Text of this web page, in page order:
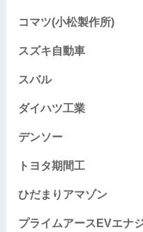
コマツ(小松製作所)
スズキ自動車
スバル
ダイハツ工業
デンソー
トヨタ期間工
ひだまりアマゾン
プライムアースEVエナ